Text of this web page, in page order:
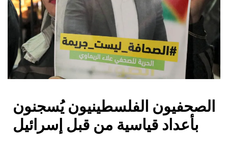
الصحفيون الفلسطينيون يُسجنون
بأعداد قياسية من قبل إسرائيل